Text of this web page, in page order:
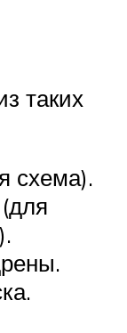
таких
схема).